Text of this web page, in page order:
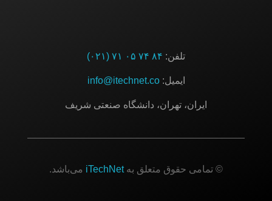
تلفن: ۸۴ ۷۴ ۰۵ ۷۱ (۰۲۱)
ایمیل:info@itechnet.co
ایران، تهران، دانشگاه صنعتی شریف
© تمامی حقوق متعلق بهiTechNet می‌باشد.